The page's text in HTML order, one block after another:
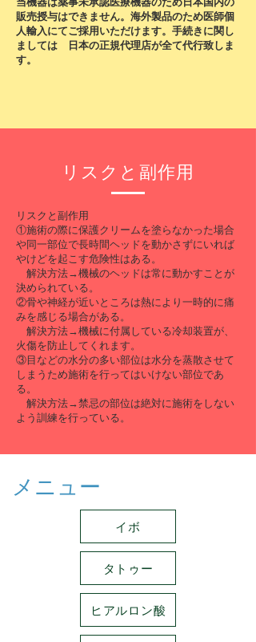
販売授与はできません。海外製品のため医師個
人輸入にてご採用いただけます。手続きに関し
ましては 日本の正規代理店が全て代行致しま
す。
リスクと副作用
リスクと副作用
①施術の際に保護クリームを塗らなかった場合
や同一部位で長時間ヘッドを動かさずにいれば
やけどを起こす危険性はある。
解決方法→機械のヘッドは常に動かすことが
決められている。
​②骨や神経が近いところは熱により一時的に痛
みを感じる場合がある。
解決方法→機械に付属している冷却装置が、
火傷を防止してくれます。
​③目などの水分の多い部位は水分を蒸散させて
しまうため施術を行ってはいけない部位であ
る。
解決方法→​​禁忌の部位は絶対に施術をしない
よう訓練を行っている。
メニュー
イボ
タトゥー
ヒアルロン酸